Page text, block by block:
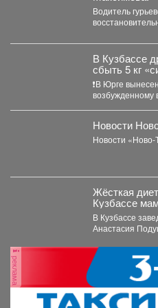
Водитель
Горловку он...
В Кузбассе
сбыть 5 кг
отправится
❗В Юрге
возбужденному
Новости
Новости
Жёсткая
Кузбассе
грудном
В Кузбассе
Анастасия
реклама